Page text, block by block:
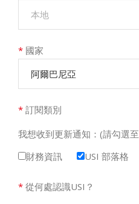
* 國家
阿爾巴尼亞
* 訂閱類別
我想收到更新通知：(請勾選
財務資訊
USI 部落格
* 從何處認識USI？